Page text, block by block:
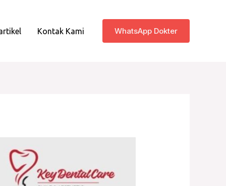
Kontak Kami WhatsApp Dokter